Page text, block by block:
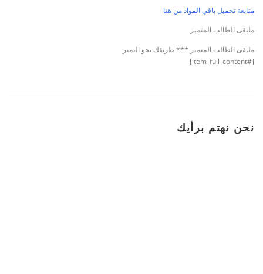
متابعة تحميل باقي المواد من هنا
ملتقى الطالب المتميز
ملتقى الطالب المتميز *** طريقك نحو التميز
[#item_full_content]
نحن نهتم برأيك